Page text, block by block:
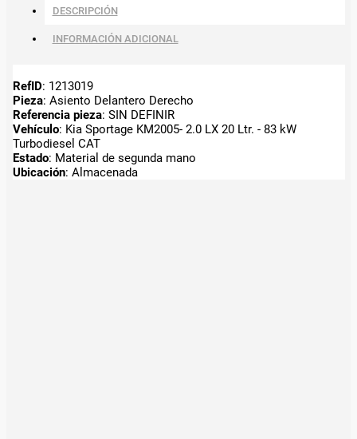
DESCRIPCIÓN
INFORMACIÓN ADICIONAL
RefID: 1213019
Pieza: Asiento Delantero Derecho
Referencia pieza: SIN DEFINIR
Vehículo: Kia Sportage KM2005- 2.0 LX 20 Ltr. - 83 kW
Turbodiesel CAT
Estado: Material de segunda mano
Ubicación: Almacenada